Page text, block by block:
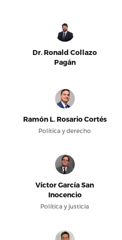
Dr. Ronald Collazo
Pagán
Ramón L. Rosario Cortés
Política y derecho
Víctor García San
Inocencio
Política y justicia